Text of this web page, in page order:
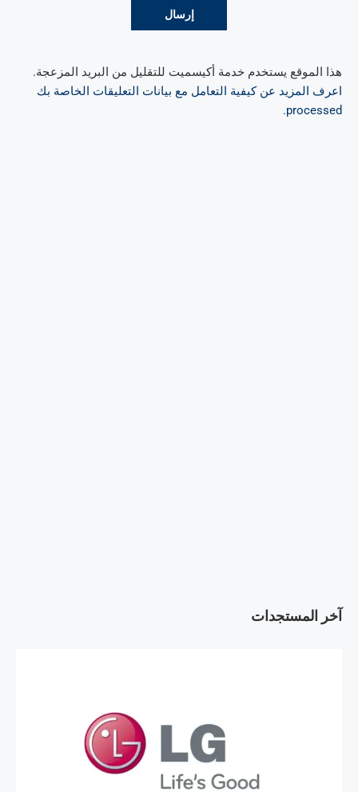
هذا الموقع يستخدم خدمة أكيسميت للتقليل من البريد المزعجة.
اعرف المزيد عن كيفية التعامل مع بيانات التعليقات الخاصة بك
processed
.
آخر المستجدات